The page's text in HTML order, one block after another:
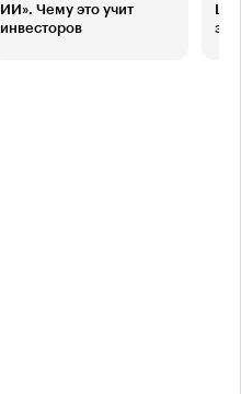
ИИ». Чему это учит
инвесторов